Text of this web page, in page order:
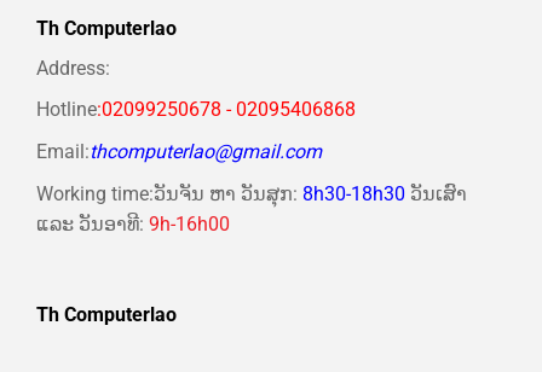
Th Computerlao
Address:
Hotline:02099250678 - 02095406868
Email:thcomputerlao@gmail.com
Working time:ວັນຈັນ ຫາ ວັນສຸກ: 8h30-18h30 ວັນເສົາ
ແລະ ວັນອາທີ: 9h-16h00
Th Computerlao